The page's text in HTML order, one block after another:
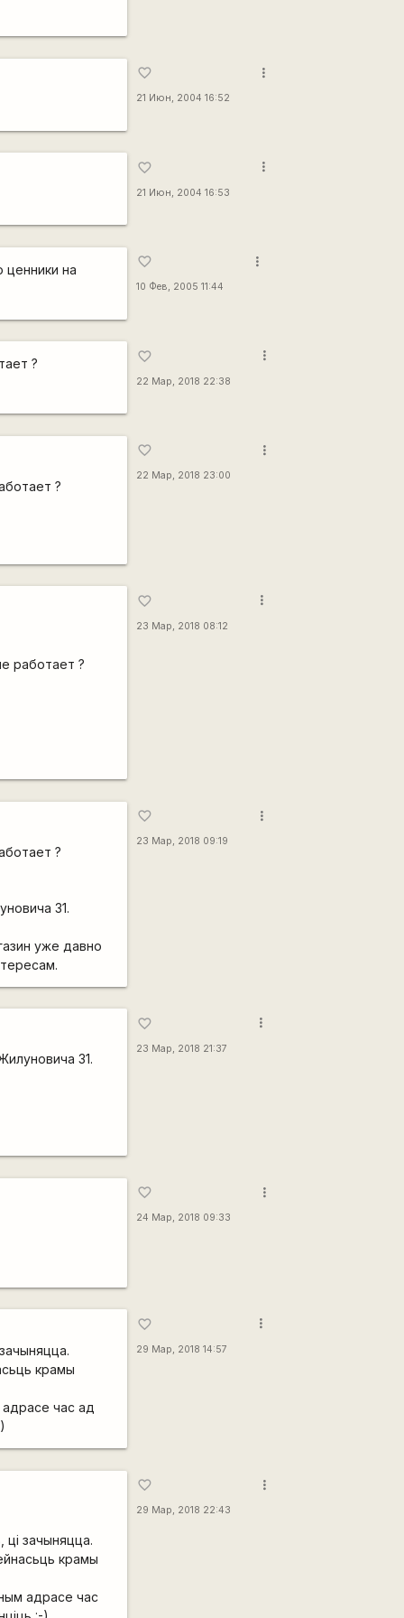
favorite_border
21 Июн, 2004 16:52
more_vert
favorite_border
21 Июн, 2004 16:53
more_vert
на
favorite_border
10 Фев, 2005 11:44
more_vert
?
favorite_border
22 Мар, 2018 22:38
more_vert
?
favorite_border
22 Мар, 2018 23:00
more_vert
работает ?
favorite_border
23 Мар, 2018 08:12
more_vert
?
31.
уже давно
favorite_border
23 Мар, 2018 09:19
more_vert
31.
favorite_border
23 Мар, 2018 21:37
more_vert
favorite_border
24 Мар, 2018 09:33
more_vert
крамы
час ад
favorite_border
29 Мар, 2018 14:57
more_vert
ці зачыняцца.
крамы
адрасе час
favorite_border
29 Мар, 2018 22:43
more_vert